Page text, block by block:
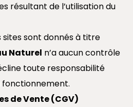
résultant de l’utilisation du
sites sont donnés à titre
Naturel n’a aucun contrôle
toute responsabilité
fonctionnement.
de Vente (CGV)